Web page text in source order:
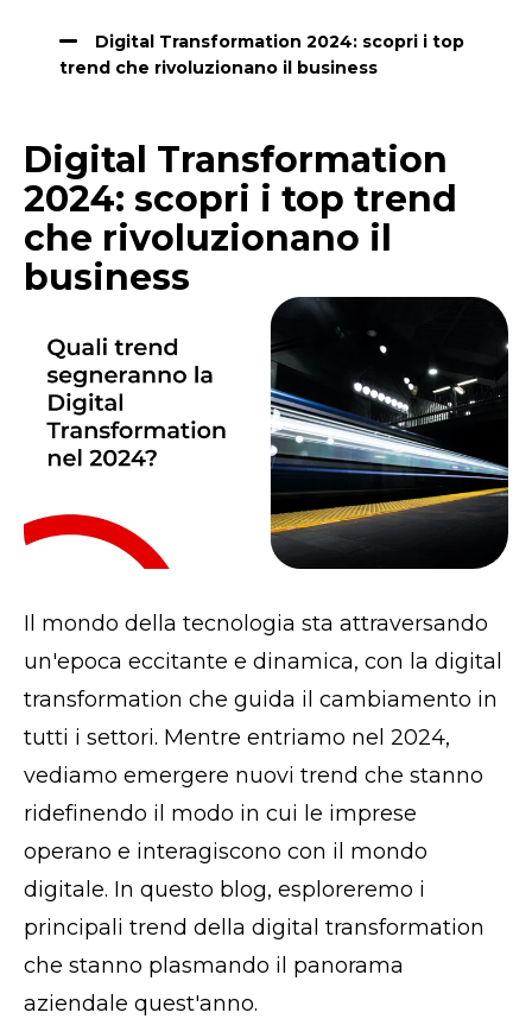
Digital Transformation
2024: scopri i top trend
che rivoluzionano il
business
Il mondo della tecnologia sta attraversando
un'epoca eccitante e dinamica, con la digital
transformation che guida il cambiamento in
tutti i settori. Mentre entriamo nel 2024,
vediamo emergere nuovi trend che stanno
ridefinendo il modo in cui le imprese
operano e interagiscono con il mondo
digitale. In questo blog, esploreremo i
principali trend della digital transformation
che stanno plasmando il panorama
aziendale quest'anno.
Digital Transformation 2024: scopri i top
trend che rivoluzionano il business